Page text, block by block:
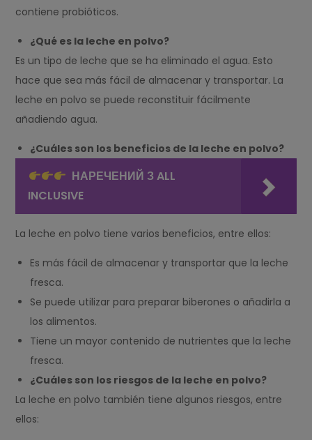
contiene probióticos.
¿Qué es la leche en polvo?
Es un tipo de leche que se ha eliminado el agua. Esto
hace que sea más fácil de almacenar y transportar. La
leche en polvo se puede reconstituir fácilmente
añadiendo agua.
¿Cuáles son los beneficios de la leche en polvo?
НАРЕЧЕНИЙ З ALL
INCLUSIVE
La leche en polvo tiene varios beneficios, entre ellos:
Es más fácil de almacenar y transportar que la leche
fresca.
Se puede utilizar para preparar biberones o añadirla a
los alimentos.
Tiene un mayor contenido de nutrientes que la leche
fresca.
¿Cuáles son los riesgos de la leche en polvo?
La leche en polvo también tiene algunos riesgos, entre
ellos: